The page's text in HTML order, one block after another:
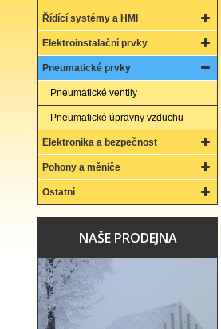
Řídící systémy a HMI
Elektroinstalační prvky
Pneumatické prvky
Pneumatické ventily
Pneumatické úpravny vzduchu
Elektronika a bezpečnost
Pohony a měniče
Ostatní
NAŠE PRODEJNA